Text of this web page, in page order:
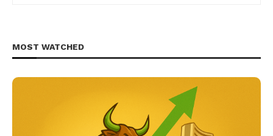
MOST WATCHED